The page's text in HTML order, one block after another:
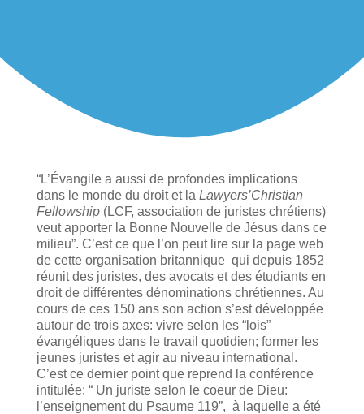
“L’Évangile a aussi de profondes implications
dans le monde du droit et la Lawyers’Christian
Fellowship(LCF, association de juristes chrétiens)
veut apporter la Bonne Nouvelle de Jésus dans ce
milieu”. C’est ce que l’on peut lire sur la page web
de cette organisation britannique qui depuis 1852
réunit des juristes, des avocats et des étudiants en
droit de différentes dénominations chrétiennes. Au
cours de ces 150 ans son action s’est développée
autour de trois axes: vivre selon les “lois”
évangéliques dans le travail quotidien; former les
jeunes juristes et agir au niveau international.
C’est ce dernier point que reprend la conférence
intitulée: “ Un juriste selon le coeur de Dieu:
l’enseignement du Psaume 119”, à laquelle a été